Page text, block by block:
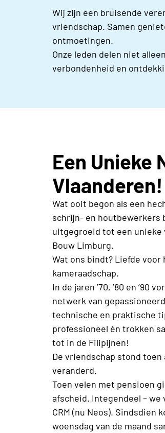
Wij zijn een bruisende
vriendschap. Samen
ontmoetingen.
Onze leden delen niet
verbondenheid en
Een Unieke
Vlaanderen!
Wat ooit begon als een
schrijn- en houtbewerkers
uitgegroeid tot een unieke
Bouw Limburg.
Wat ons bindt? Liefde voor
kameraadschap.
In de jaren ’70, ’80 en ’90
netwerk van
technische en praktische
professioneel én trokken
tot in de Filipijnen!
De vriendschap stond
veranderd.
Toen velen met pensioen
afscheid. Integendeel –
CRM (nu Neos). Sindsdien
woensdag van de maand